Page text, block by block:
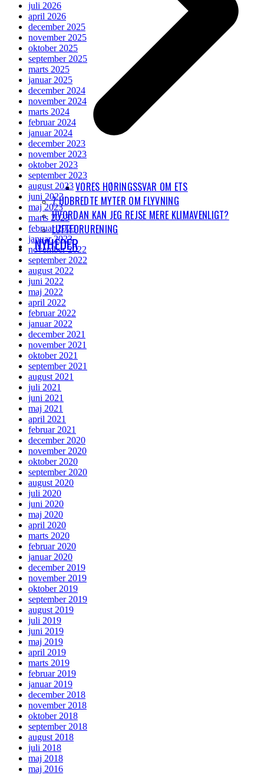
VORES HØRINGSSVAR OM ETS
7 UDBREDTE MYTER OM FLYVNING
HVORDAN KAN JEG REJSE MERE KLIMAVENLIGT?
LUFTFORURENING
NYHEDER
juli 2026
april 2026
december 2025
november 2025
oktober 2025
september 2025
marts 2025
januar 2025
december 2024
november 2024
marts 2024
februar 2024
januar 2024
december 2023
november 2023
oktober 2023
september 2023
august 2023
juni 2023
maj 2023
marts 2023
februar 2023
januar 2023
november 2022
september 2022
august 2022
juni 2022
maj 2022
april 2022
februar 2022
januar 2022
december 2021
november 2021
oktober 2021
september 2021
august 2021
juli 2021
juni 2021
maj 2021
april 2021
februar 2021
december 2020
november 2020
oktober 2020
september 2020
august 2020
juli 2020
juni 2020
maj 2020
april 2020
marts 2020
februar 2020
januar 2020
december 2019
november 2019
oktober 2019
september 2019
august 2019
juli 2019
juni 2019
maj 2019
april 2019
marts 2019
februar 2019
januar 2019
december 2018
november 2018
oktober 2018
september 2018
august 2018
juli 2018
maj 2018
maj 2016